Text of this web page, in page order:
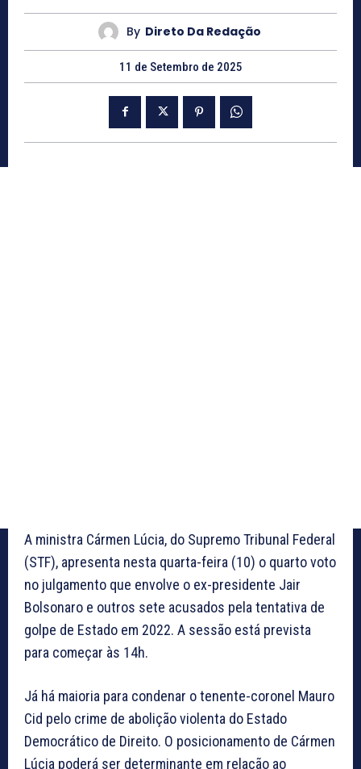
By Direto Da Redação
11 de Setembro de 2025
A ministra Cármen Lúcia, do Supremo Tribunal Federal
(STF), apresenta nesta quarta-feira (10) o quarto voto
no julgamento que envolve o ex-presidente Jair
Bolsonaro e outros sete acusados pela tentativa de
golpe de Estado em 2022. A sessão está prevista
para começar às 14h.
Já há maioria para condenar o tenente-coronel Mauro
Cid pelo crime de abolição violenta do Estado
Democrático de Direito. O posicionamento de Cármen
Lúcia poderá ser determinante em relação ao